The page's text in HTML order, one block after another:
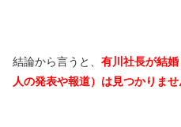
結論から言うと、 有川社長が結
人の発表や報道）は見つかりませ